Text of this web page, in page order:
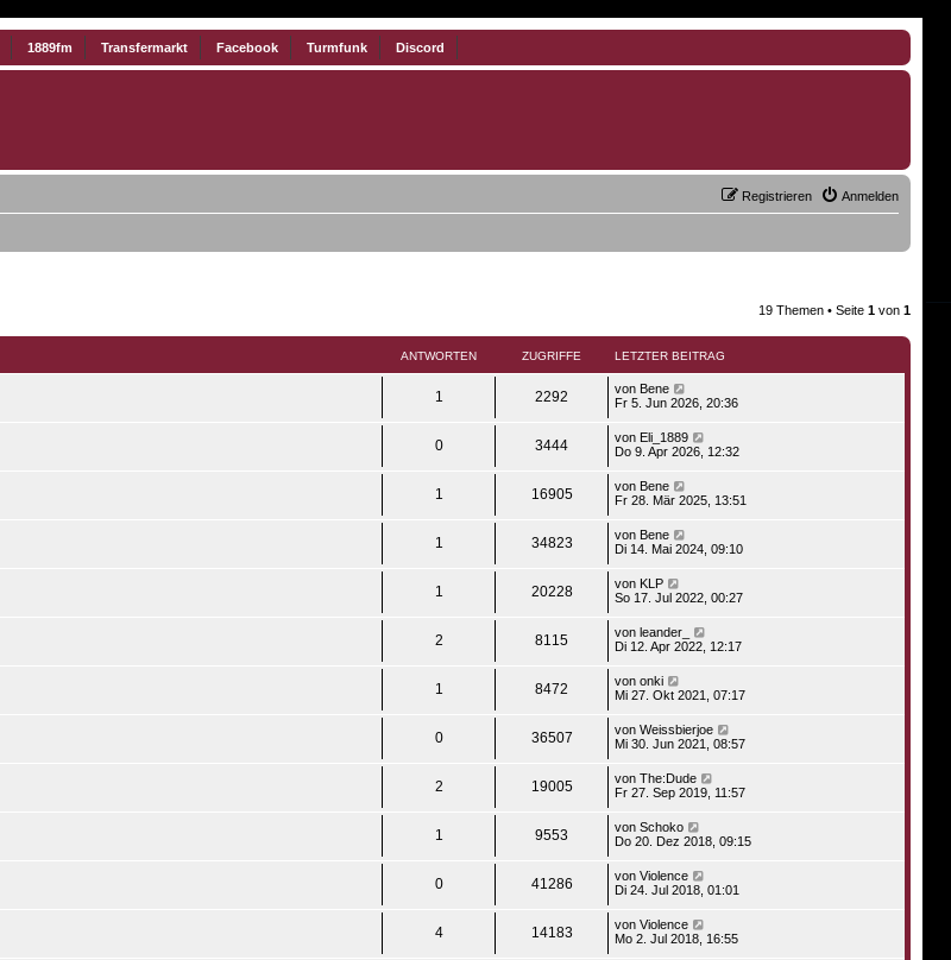
1889fm Transfermarkt Facebook Turmfunk Discord
Anmelden
Registrieren
19 Themen • Seite1 von1
ANTWORTEN ZUGRIFFE LETZTER BEITRAG
1 2292 von Bene
Fr 5. Jun 2026, 20:36
0 3444 von Eli_1889
Do 9. Apr 2026, 12:32
1 16905 von Bene
Fr 28. Mär 2025, 13:51
1 34823 von Bene
Di 14. Mai 2024, 09:10
1 20228 von KLP
So 17. Jul 2022, 00:27
2 8115 vonleander_
Di 12. Apr 2022, 12:17
1 8472 vononki
Mi 27. Okt 2021, 07:17
0 36507 vonWeissbierjoe
Mi 30. Jun 2021, 08:57
2 19005 vonThe:Dude
Fr 27. Sep 2019, 11:57
1 9553 vonSchoko
Do 20. Dez 2018, 09:15
0 41286 vonViolence
Di 24. Jul 2018, 01:01
4 14183 vonViolence
Mo 2. Jul 2018, 16:55